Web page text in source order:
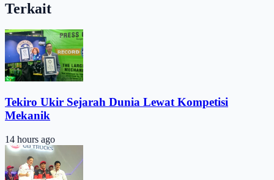
Terkait
Tekiro Ukir Sejarah Dunia Lewat Kompetisi
Mekanik
14 hours ago